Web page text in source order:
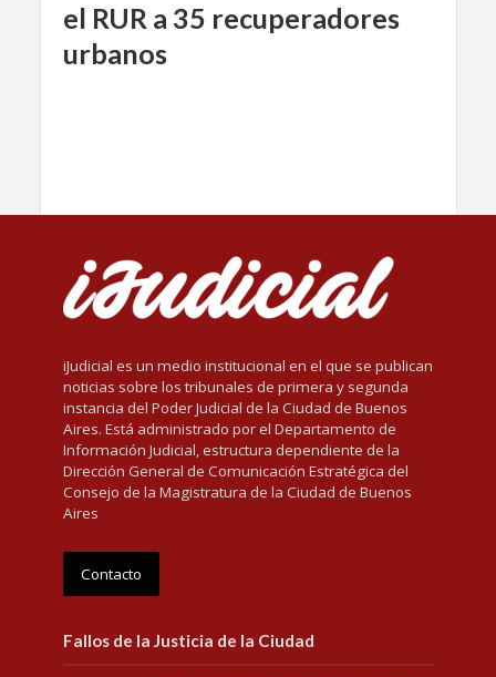
el RUR a 35 recuperadores
urbanos
iJudicial es un medio institucional en el que se publican
noticias sobre los tribunales de primera y segunda
instancia del Poder Judicial de la Ciudad de Buenos
Aires. Está administrado por el Departamento de
Información Judicial, estructura dependiente de la
Dirección General de Comunicación Estratégica del
Consejo de la Magistratura de la Ciudad de Buenos
Aires
Contacto
Fallos de la Justicia de la Ciudad